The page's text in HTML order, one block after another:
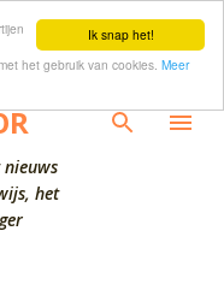
Ik snap het!
het gebruik van cookies. Meer
nieuws
het